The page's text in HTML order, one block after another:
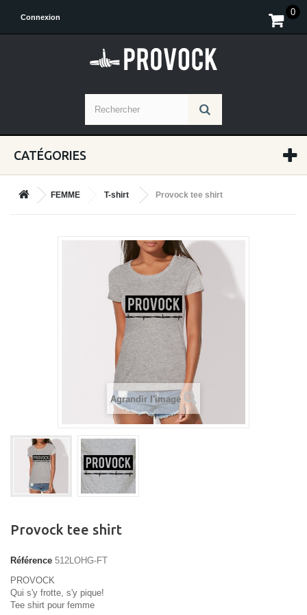
0
Connexion
CATÉGORIES
FEMME T-shirt Provock tee shirt
Agrandir l'image
Provock tee shirt
Référence 512LOHG-FT
PROVOCK
Qui s'y frotte, s'y pique!
Tee shirt pour femme